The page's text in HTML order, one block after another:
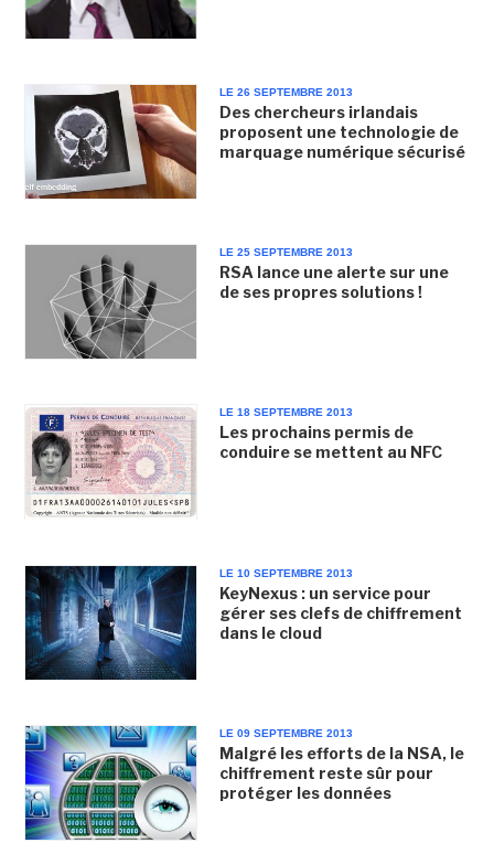
LE 26 SEPTEMBRE 2013
Des chercheurs irlandais
proposent une technologie de
marquage numérique sécurisé
LE 25 SEPTEMBRE 2013
RSA lance une alerte sur une
de ses propres solutions !
LE 18 SEPTEMBRE 2013
Les prochains permis de
conduire se mettent au NFC
LE 10 SEPTEMBRE 2013
KeyNexus : un service pour
gérer ses clefs de chiffrement
dans le cloud
LE 09 SEPTEMBRE 2013
Malgré les efforts de la NSA, le
chiffrement reste sûr pour
protéger les données